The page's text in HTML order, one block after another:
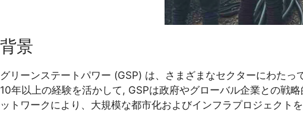
背景
グリーンステートパワー (GSP) は、さまざまなセクターにわた
10年以上の経験を活かして, GSPは政府やグローバル企業との戦
ットワークにより、大規模な都市化およびインフラプロジェクト